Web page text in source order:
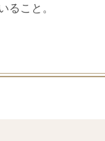
ること。